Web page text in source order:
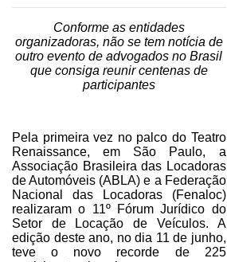
Conforme as entidades
organizadoras, não se tem notícia de
outro evento de advogados no Brasil
que consiga reunir centenas de
participantes
Pela primeira vez no palco do Teatro
Renaissance, em São Paulo, a
Associação Brasileira das Locadoras
de Automóveis (ABLA) e a Federação
Nacional das Locadoras (Fenaloc)
realizaram o 11º Fórum Jurídico do
Setor de Locação de Veículos. A
edição deste ano, no dia 11 de junho,
teve o novo recorde de 225